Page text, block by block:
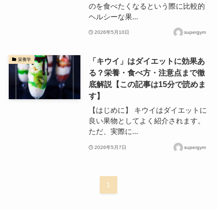
のを食べたくなるという際に比較的
ヘルシーな果...
2026年5月10日 supergym
栄養学
「キウイ」はダイエットに効果あ
る？栄養・食べ方・注意点まで徹
底解説【この記事は15分で読めま
す】
【はじめに】 キウイはダイエットに
良い果物としてよく紹介されます。
ただ、実際に...
2026年5月7日 supergym
1